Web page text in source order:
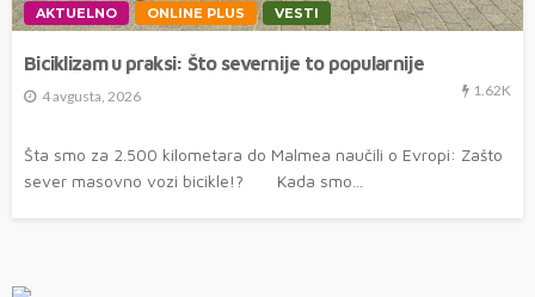
AKTUELNO ONLINE PLUS VESTI
Biciklizam u praksi: Što severnije to popularnije
4 avgusta, 2026 1.62K
Šta smo za 2.500 kilometara do Malmea naučili o Evropi: Zašto
sever masovno vozi bicikle!? Kada smo...